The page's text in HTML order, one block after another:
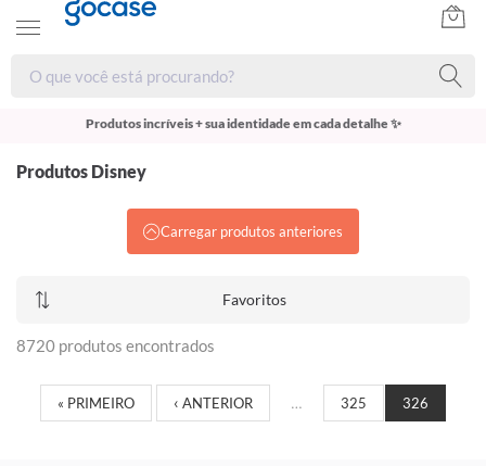
Produtos incríveis + sua identidade em cada detalhe ✨
Produtos Disney
Carregar produtos anteriores
Favoritos
8720 produtos encontrados
« PRIMEIRO ‹ ANTERIOR … 325 326